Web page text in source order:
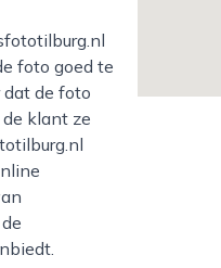
foto goed te
de foto
klant ze